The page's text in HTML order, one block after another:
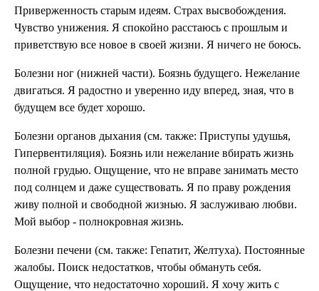
Привержен­ность старым идеям. Страх вы­свобождения.
Чувство униже­ния. Я спокойно расстаюсь с про­шлым и
приветствую все новое в своей жизни. Я ничего не боюсь.
Болезни ног (нижней части). Боязнь будущего. Нежелание
двигаться. Я радостно и уверенно иду вперед, зная, что в
будущем все будет хорошо.
Болезни органов ды­хания (см. также: При­ступы удушья,
Гипер­вентиляция). Боязнь или нежелание вбирать жизнь
полной грудью. Ощу­щение, что не вправе занимать место
под солнцем и даже су­ществовать. Я по праву рождения
жи­ву полной и свободной жиз­нью. Я заслуживаю любви.
Мой выбор - полнокровная жизнь.
Болезни печени (см. также: Гепатит, Же­лтуха). Постоянные
жалобы. Поиск недостатков, чтобы обма­нуть себя.
Ощущение, что не­достаточно хороший. Я хочу жить с